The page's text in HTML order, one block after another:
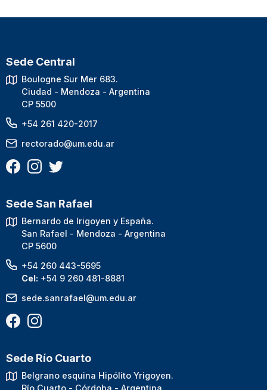
Sede Central
Boulogne Sur Mer 683.
Ciudad - Mendoza - Argentina
CP 5500
+54 261 420-2017
rectorado@um.edu.ar
Sede San Rafael
Bernardo de Irigoyen y España.
San Rafael - Mendoza - Argentina
CP 5600
+54 260 443-5695
Cel: +54 9 260 481-8881
sede.sanrafael@um.edu.ar
Sede Río Cuarto
Belgrano esquina Hipólito Yrigoyen.